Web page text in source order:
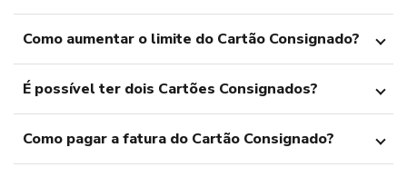
Como aumentar o limite do Cartão Consignado?
É possível ter dois Cartões Consignados?
Como pagar a fatura do Cartão Consignado?